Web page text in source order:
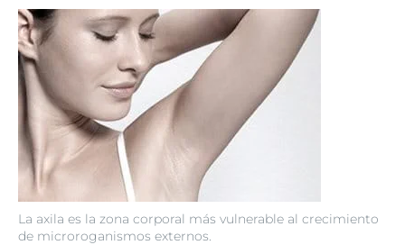
La axila es la zona corporal más vulnerable al crecimiento
de microroganismos externos.